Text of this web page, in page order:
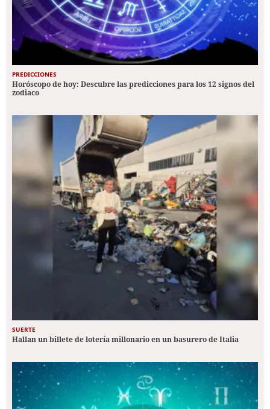
PREDICCIONES
Horóscopo de hoy: Descubre las predicciones para los 12 signos del
zodiaco
SUERTE
Hallan un billete de lotería millonario en un basurero de Italia